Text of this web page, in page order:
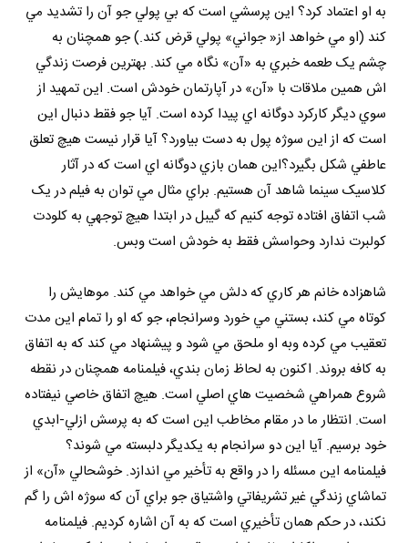
به او اعتماد کرد؟ اين پرسشي است که بي پولي جو آن را تشديد مي
کند (او مي خواهد از« جواني» پولي قرض کند.) جو همچنان به
چشم يک طعمه خبري به «آن» نگاه مي کند. بهترين فرصت زندگي
اش همين ملاقات با «آن» در آپارتمان خودش است. اين تمهيد از
سوي ديگر کارکرد دوگانه اي پيدا کرده است. آيا جو فقط دنبال اين
است که از اين سوژه پول به دست بياورد؟ آيا قرار نيست هيچ تعلق
عاطفي شکل بگيرد؟اين همان بازي دوگانه اي است که در آثار
کلاسيک سينما شاهد آن هستيم. براي مثال مي توان به فيلم در يک
شب اتفاق افتاده توجه کنيم که گيبل در ابتدا هيچ توجهي به کلودت
کولبرت ندارد وحواسش فقط به خودش است وبس.
شاهزاده خانم هر کاري که دلش مي خواهد مي کند. موهايش را
کوتاه مي کند، بستني مي خورد وسرانجام، جو که او را تمام اين مدت
تعقيب مي کرده وبه او ملحق مي شود و پيشنهاد مي کند که به اتفاق
به کافه بروند. اکنون به لحاظ زمان بندي، فيلمنامه همچنان در نقطه
شروع همراهي شخصيت هاي اصلي است. هيچ اتفاق خاصي نيفتاده
است. انتظار ما در مقام مخاطب اين است که به پرسش ازلي-ابدي
خود برسيم. آيا اين دو سرانجام به يکديگر دلبسته مي شوند؟
فيلمنامه اين مسئله را در واقع به تأخير مي اندازد. خوشحالي «آن» از
تماشاي زندگي غير تشريفاتي واشتياق جو براي آن که سوژه اش را گم
نکند، در حکم همان تأخيري است که به آن اشاره کرديم. فيلمنامه